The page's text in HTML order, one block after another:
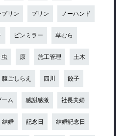
リン プリン ノーハンド
ピンミラー 草むら
原 施工管理 土木
腹ごしらえ 四川 餃子
ーム 感謝感激 社長夫婦
結婚 記念日 結婚記念日